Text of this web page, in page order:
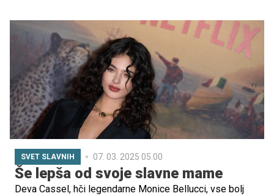
modela do mednarodno priznane igralke, je zaznamovana
z izbiro, da stvari naredi po svoje: tudi takrat, ko to
pomeni kasnejše materinstvo ali vloge, ki jih Hollywood
običajno ne ponuja ženskam njenih let.
SVET SLAVNIH 07. 03. 2025 05.00
Še lepša od svoje slavne mame
Deva Cassel, hči legendarne Monice Bellucci, vse bolj